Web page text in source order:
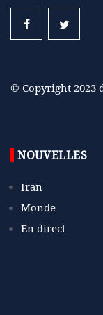
© Copyright 2023
NOUVELLES
Iran
Monde
En direct